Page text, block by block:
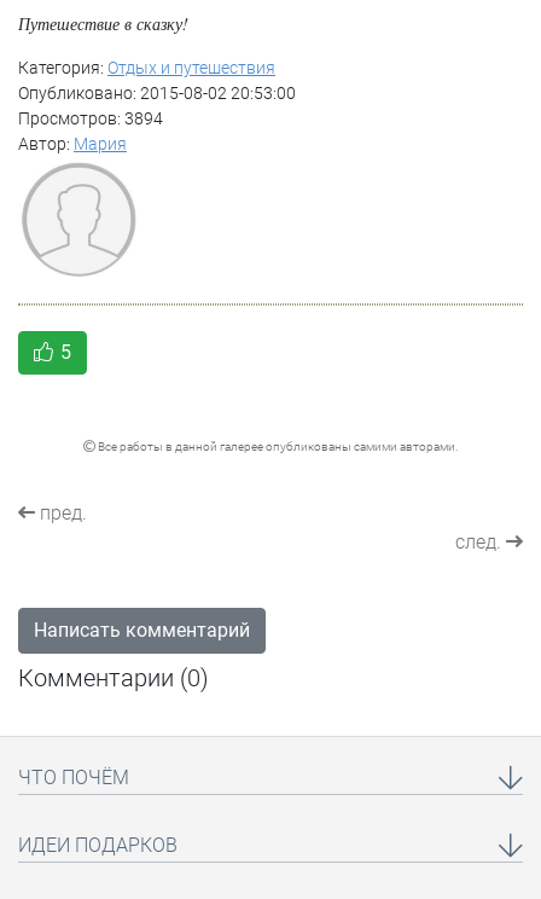
Путешествие в сказку!
Категория: Отдых и путешествия
Опубликовано: 2015-08-02 20:53:00
Просмотров: 3894
Автор: Мария
5
Все работы в данной галерее опубликованы самими авторами.
пред.
след.
Написать комментарий
Комментарии (0)
ЧТО ПОЧЁМ
ИДЕИ ПОДАРКОВ